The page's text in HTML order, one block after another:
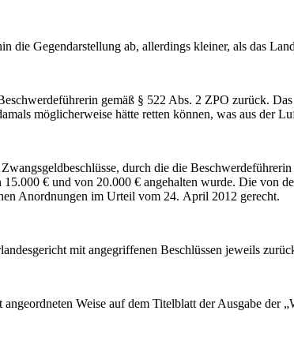
Gegendarstellung ab, allerdings kleiner, als das
gemäß § 522 Abs. 2 ZPO zurück.
möglicherweise hätte retten können, was aus der
durch die die
€ und von 20.000 € angehalten wurde. Die von
Anordnungen im Urteil vom 24. April 2012 gerecht.
mit angegriffenen Beschlüssen jeweils
Weise auf dem Titelblatt der Ausgabe der